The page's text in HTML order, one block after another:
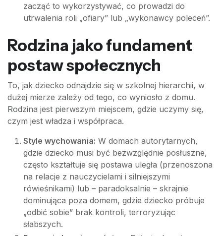
zacząć to wykorzystywać, co prowadzi do
utrwalenia roli „ofiary” lub „wykonawcy poleceń”.
Rodzina jako fundament
postaw społecznych
To, jak dziecko odnajdzie się w szkolnej hierarchii, w
dużej mierze zależy od tego, co wyniosło z domu.
Rodzina jest pierwszym miejscem, gdzie uczymy się,
czym jest władza i współpraca.
Style wychowania: W domach autorytarnych,
gdzie dziecko musi być bezwzględnie posłuszne,
często kształtuje się postawa uległa (przenoszona
na relacje z nauczycielami i silniejszymi
rówieśnikami) lub – paradoksalnie – skrajnie
dominująca poza domem, gdzie dziecko próbuje
„odbić sobie” brak kontroli, terroryzując
słabszych.